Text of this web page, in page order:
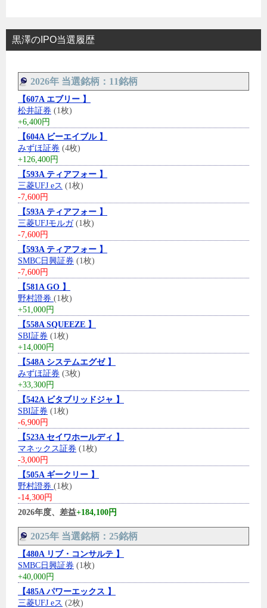
黒澤のIPO当選履歴
2026年 当選銘柄：11銘柄
【607A エブリー 】
松井証券 (1枚)
+6,400円
【604A ビーエイブル 】
みずほ証券 (4枚)
+126,400円
【593A ティアフォー 】
三菱UFJ eス (1枚)
-7,600円
【593A ティアフォー 】
三菱UFJモルガ(1枚)
-7,600円
【593A ティアフォー 】
SMBC日興証券 (1枚)
-7,600円
【581A GO 】
野村證券 (1枚)
+51,000円
【558A SQUEEZE 】
SBI証券 (1枚)
+14,000円
【548A システムエグゼ 】
みずほ証券 (3枚)
+33,300円
【542A ビタブリッドジャ 】
SBI証券 (1枚)
-6,900円
【523A セイワホールディ 】
マネックス証券 (1枚)
-3,000円
【505A ギークリー 】
野村證券 (1枚)
-14,300円
2026年度、差益+184,100円
2025年 当選銘柄：25銘柄
【480A リブ・コンサルテ 】
SMBC日興証券 (1枚)
+40,000円
【485A パワーエックス 】
三菱UFJ eス (2枚)